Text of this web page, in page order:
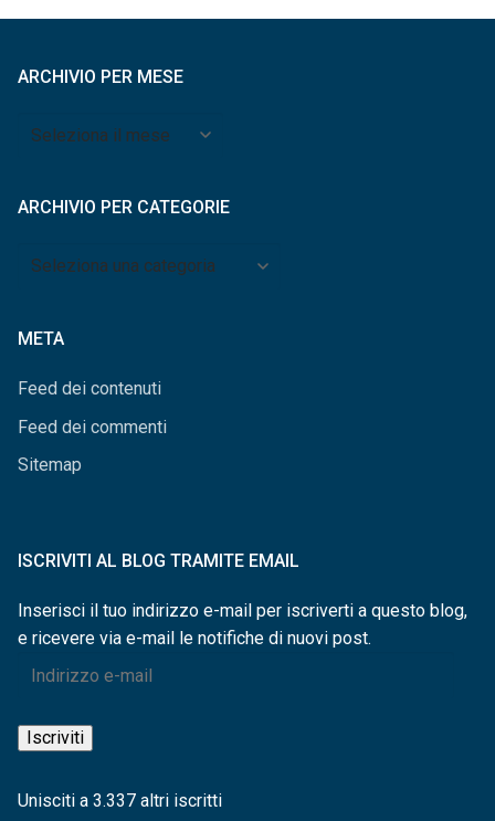
ARCHIVIO PER MESE
Archivio
ARCHIVIO PER CATEGORIE
Archivio
META
Feed dei contenuti
Feed dei commenti
Sitemap
ISCRIVITI AL BLOG TRAMITE EMAIL
Inserisci il tuo indirizzo e-mail per iscriverti a questo blog,
e ricevere via e-mail le notifiche di nuovi post.
Indirizzo
mail
Iscriviti
Unisciti a 3.337 altri iscritti